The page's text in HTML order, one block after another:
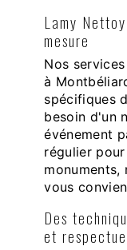
Lamy
mesure
Nos
à
spécifiques
besoin d'un
événement
régulier
monuments,
vous
Des
et